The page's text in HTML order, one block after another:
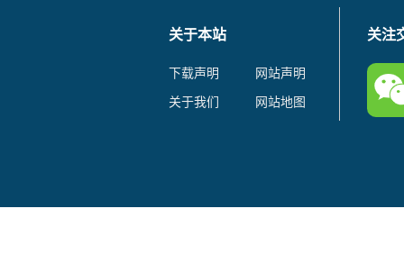
关于本站
下载声明
网站声明
关于我们
网站地图
关注